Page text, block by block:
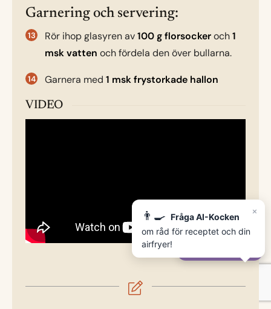
Garnering och servering:
Rör ihop glasyren av100 g florsockeroch1
msk vatten och fördela den över bullarna.
Garnera med 1 msk frystorkade hallon
VIDEO
×
👨‍🍳 Fråga AI-Kocken
om råd för receptet och din
airfryer!